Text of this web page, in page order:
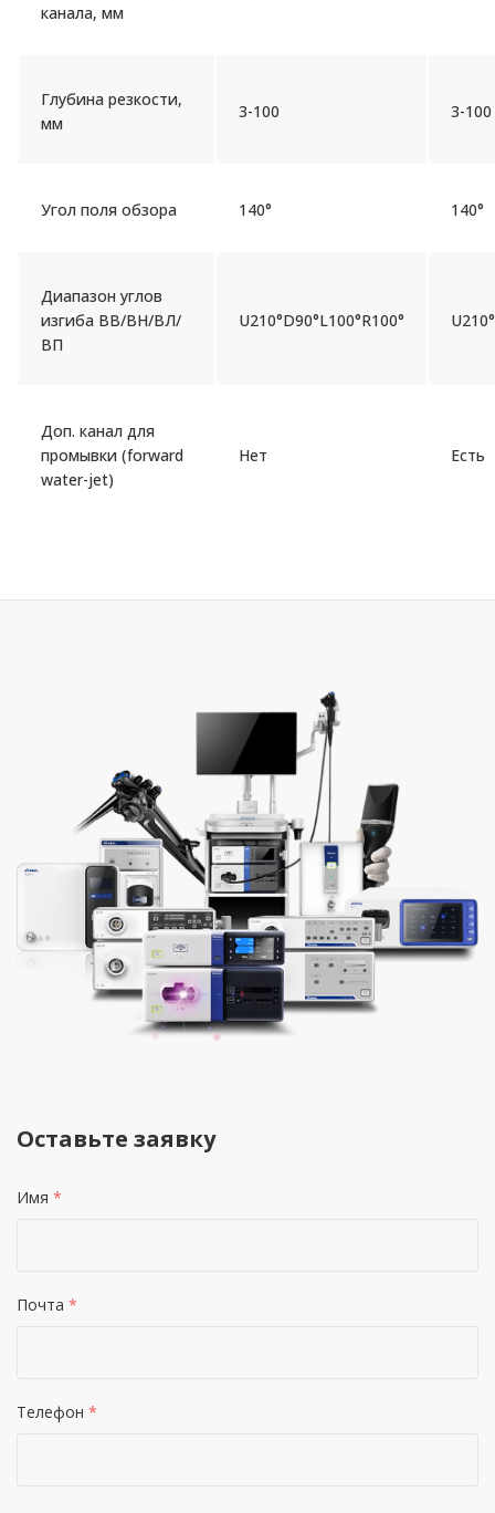
канала, мм
Глубина резкости,
мм
3-100 3-100
Угол поля обзора 140° 140°
Диапазон углов
изгиба ВВ/ВН/ВЛ/
ВП
U210°D90°L100°R100°
Доп. канал для
промывки (forward
water-jet)
Нет Есть
Оставьте заявку
Имя *
Почта *
Телефон *